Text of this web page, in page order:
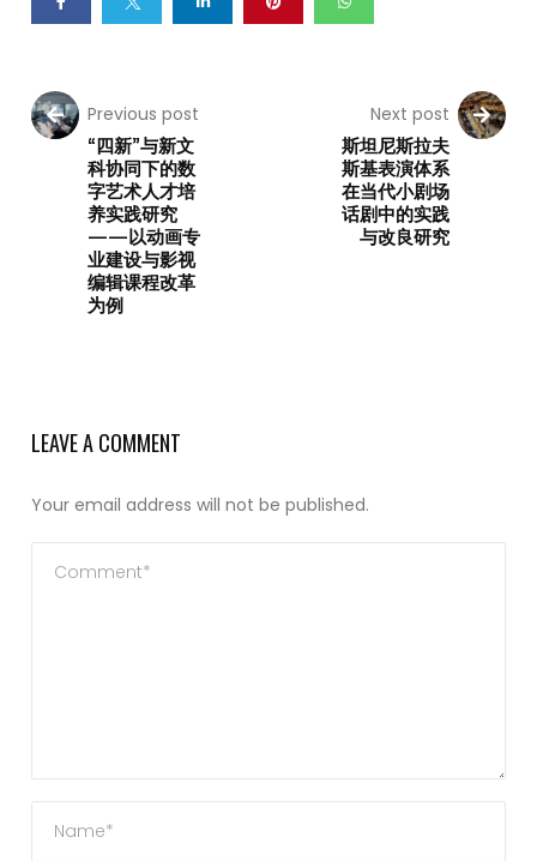
Previous post
“四新”与新文
科协同下的数
字艺术人才培
养实践研究
——以动画专
业建设与影视
编辑课程改革
为例
Next post
斯坦尼斯拉夫
斯基表演体系
在当代小剧场
话剧中的实践
与改良研究
LEAVE A COMMENT
Your email address will not be published.